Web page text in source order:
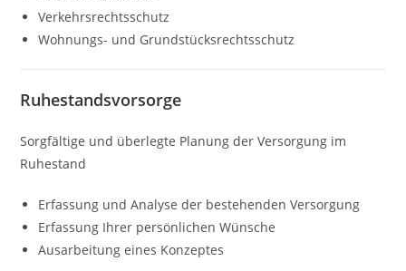
Verkehrsrechtsschutz
Wohnungs- und Grundstücksrechtsschutz
Ruhestandsvorsorge
Sorgfältige und überlegte Planung der Versorgung im
Ruhestand
Erfassung und Analyse der bestehenden Versorgung
Erfassung Ihrer persönlichen Wünsche
Ausarbeitung eines Konzeptes